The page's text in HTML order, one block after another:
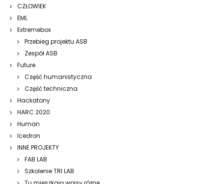
CZŁOWIEK
EML
Extremebox
Przebieg projektu ASB
Zespół ASB
Future
Część humanistyczna
Część techniczna
Hackatony
HARC 2020
Human
Icedron
INNE PROJEKTY
FAB LAB
Szkolenie TRI LAB